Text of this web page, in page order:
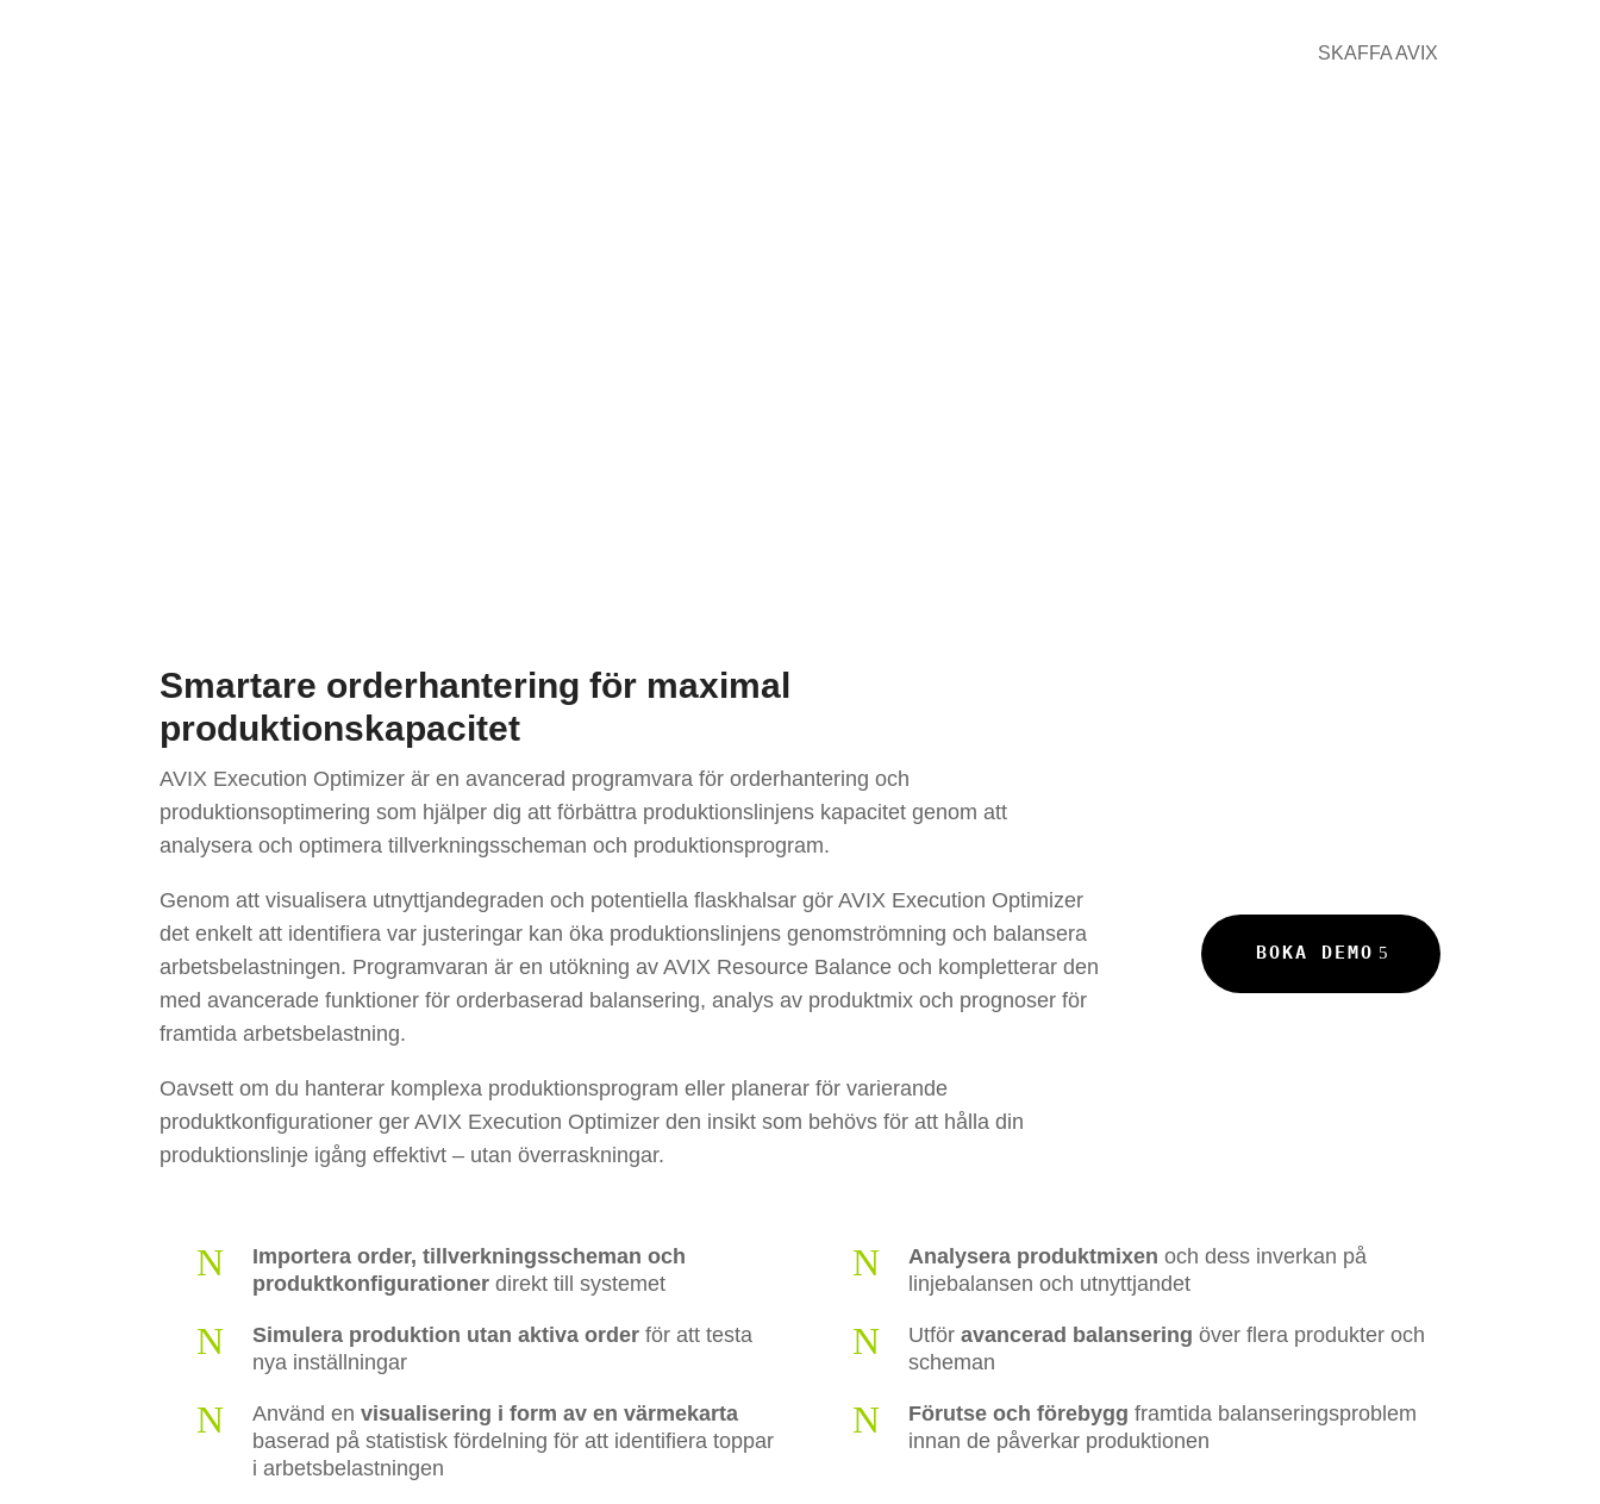
SKAFFA AVIX
Smartare orderhantering för maximal
produktionskapacitet
AVIX Execution Optimizer är en avancerad programvara för orderhantering och
produktionsoptimering som hjälper dig att förbättra produktionslinjens kapacitet genom att
analysera och optimera tillverkningsscheman och produktionsprogram.
Genom att visualisera utnyttjandegraden och potentiella flaskhalsar gör AVIX Execution Optimizer
det enkelt att identifiera var justeringar kan öka produktionslinjens genomströmning och balansera
arbetsbelastningen. Programvaran är en utökning av AVIX Resource Balance och kompletterar den
med avancerade funktioner för orderbaserad balansering, analys av produktmix och prognoser för
framtida arbetsbelastning.
Oavsett om du hanterar komplexa produktionsprogram eller planerar för varierande
produktkonfigurationer ger AVIX Execution Optimizer den insikt som behövs för att hålla din
produktionslinje igång effektivt – utan överraskningar.
BOKA DEMO
N
Importera order, tillverkningsscheman och
produktkonfigurationer direkt till systemet
N Simulera produktion utan aktiva order för att testa
nya inställningar
N Använd en visualisering i form av en värmekarta
baserad på statistisk fördelning för att identifiera toppar
i arbetsbelastningen
N Analysera produktmixenoch dess inverkan på
linjebalansen och utnyttjandet
N Utföravancerad balanseringöver flera produkter och
scheman
N Förutse och förebyggframtida balanseringsproblem
innan de påverkar produktionen